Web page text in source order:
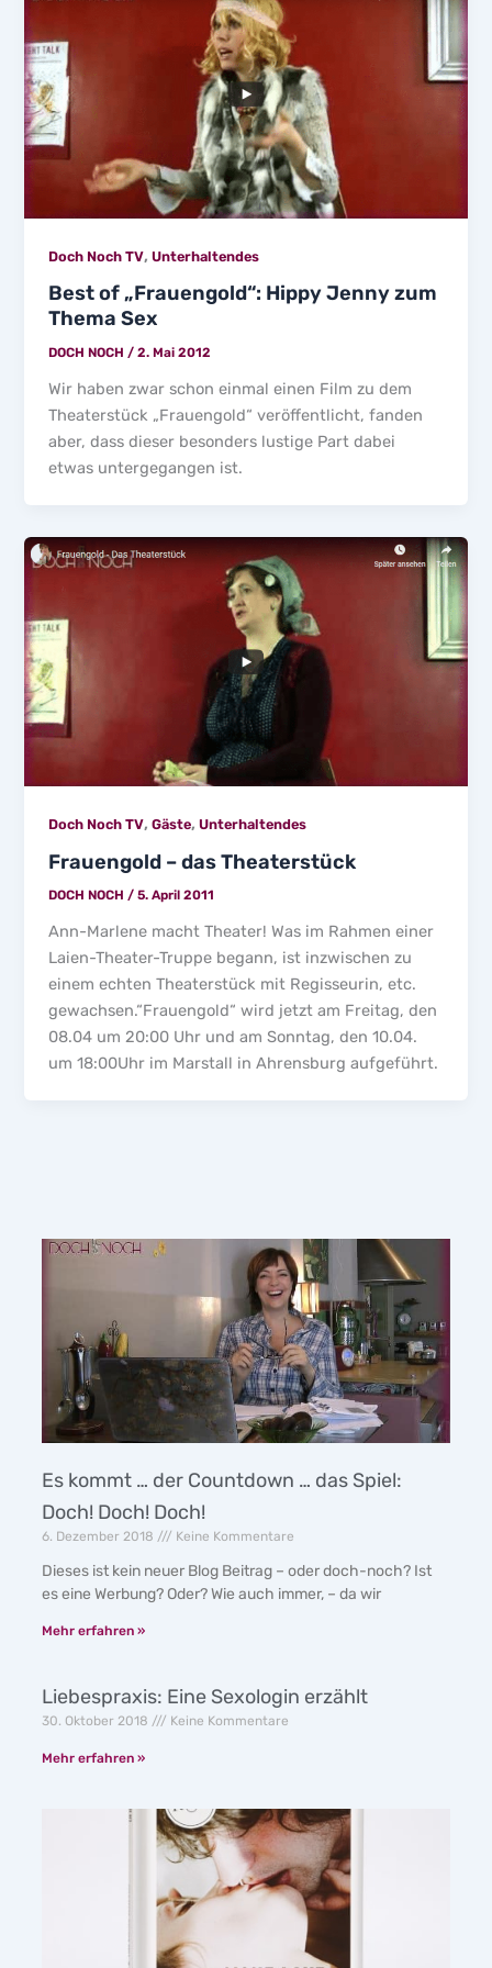
Doch Noch TV,Unterhaltendes
Best of „Frauengold“: Hippy Jenny zum
Thema Sex
DOCH NOCH/2. Mai 2012
Wir haben zwar schon einmal einen Film zu dem
Theaterstück „Frauengold“ veröffentlicht, fanden
aber, dass dieser besonders lustige Part dabei
etwas untergegangen ist.
Doch Noch TV,Gäste,Unterhaltendes
Frauengold – das Theaterstück
DOCH NOCH/5. April 2011
Ann-Marlene macht Theater! Was im Rahmen einer
Laien-Theater-Truppe begann, ist inzwischen zu
einem echten Theaterstück mit Regisseurin, etc.
gewachsen.“Frauengold“ wird jetzt am Freitag, den
08.04 um 20:00 Uhr und am Sonntag, den 10.04.
um 18:00Uhr im Marstall in Ahrensburg aufgeführt.
Es kommt … der Countdown … das Spiel:
Doch! Doch! Doch!
6. Dezember 2018 Keine Kommentare
Dieses ist kein neuer Blog Beitrag – oder doch-noch? Ist
es eine Werbung? Oder? Wie auch immer, – da wir
Mehr erfahren »
Liebespraxis: Eine Sexologin erzählt
30. Oktober 2018 Keine Kommentare
Mehr erfahren »